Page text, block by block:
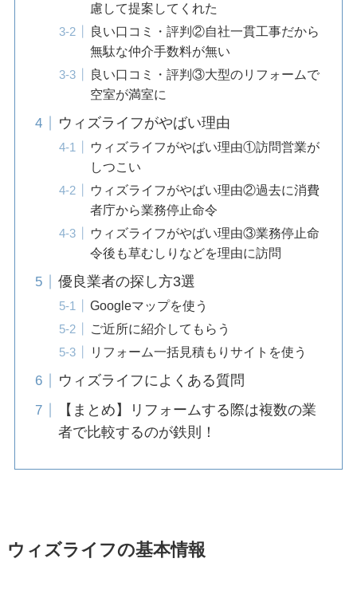
慮して提案してくれた
良い口コミ・評判②自社一貫工事だから
無駄な仲介手数料が無い
良い口コミ・評判③大型のリフォームで
空室が満室に
ウィズライフがやばい理由
ウィズライフがやばい理由①訪問営業が
しつこい
ウィズライフがやばい理由②過去に消費
者庁から業務停止命令
ウィズライフがやばい理由③業務停止命
令後も草むしりなどを理由に訪問
優良業者の探し方3選
Googleマップを使う
ご近所に紹介してもらう
リフォーム一括見積もりサイトを使う
ウィズライフによくある質問
【まとめ】リフォームする際は複数の業
者で比較するのが鉄則！
ウィズライフの基本情報